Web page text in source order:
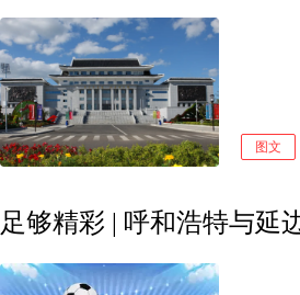
图文
足够精彩 | 呼和浩特与延